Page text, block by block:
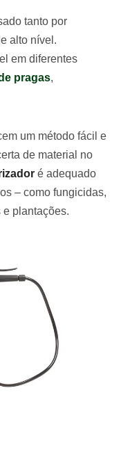
tanto por
alto nível.
em diferentes
pragas,
um método fácil e
de material no
é adequado
– como fungicidas,
plantações.